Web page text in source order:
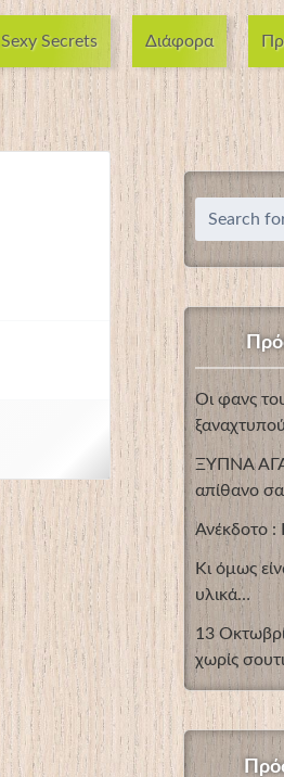
Sexy Secrets Διάφορα
Οι φανς
ΞΥΠΝΑ
απίθανο
Ανέκδοτο :
Κι όμως
υλικά…
13
χωρίς